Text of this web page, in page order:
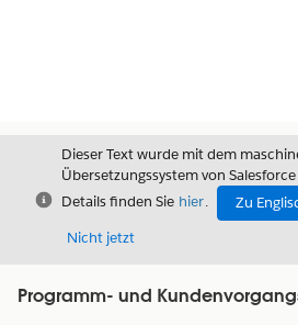
Schließen
Dieser Text wurde mit dem
Übersetzungssystem von
Details finden Sie hier.
Zu
Nicht jetzt
Programm- undInhalt anzeigen
Inhalt